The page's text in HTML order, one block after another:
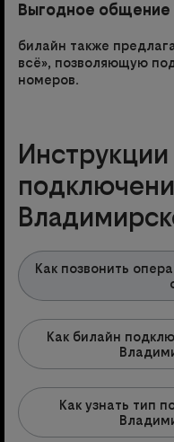
Выгодное общение
билайн также
всё», позволяющую
номеров.
Как позвонить
Как билайн
Как узнать тип